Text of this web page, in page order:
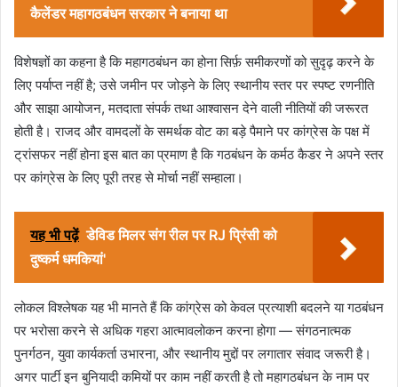
कैलेंडर महागठबंधन सरकार ने बनाया था
विशेषज्ञों का कहना है कि महागठबंधन का होना सिर्फ़ समीकरणों को सुदृढ़ करने के
लिए पर्याप्त नहीं है; उसे जमीन पर जोड़ने के लिए स्थानीय स्तर पर स्पष्ट रणनीति
और साझा आयोजन, मतदाता संपर्क तथा आश्वासन देने वाली नीतियों की जरूरत
होती है। राजद और वामदलों के समर्थक वोट का बड़े पैमाने पर कांग्रेस के पक्ष में
ट्रांसफर नहीं होना इस बात का प्रमाण है कि गठबंधन के कर्मठ कैडर ने अपने स्तर
पर कांग्रेस के लिए पूरी तरह से मोर्चा नहीं सम्हाला।
यह भी पढ़ें डेविड मिलर संग रील पर RJ प्रिंसी को
दुष्कर्म धमकियां'
लोकल विश्लेषक यह भी मानते हैं कि कांग्रेस को केवल प्रत्याशी बदलने या गठबंधन
पर भरोसा करने से अधिक गहरा आत्मावलोकन करना होगा — संगठनात्मक
पुनर्गठन, युवा कार्यकर्ता उभारना, और स्थानीय मुद्दों पर लगातार संवाद जरूरी है।
अगर पार्टी इन बुनियादी कमियों पर काम नहीं करती है तो महागठबंधन के नाम पर